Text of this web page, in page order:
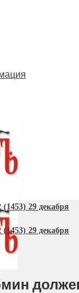
(1453) 29 декабря
(1453) 29 декабря